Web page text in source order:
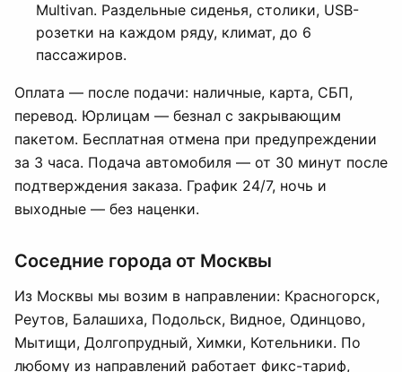
Multivan. Раздельные сиденья, столики, USB-
розетки на каждом ряду, климат, до 6
пассажиров.
Оплата — после подачи: наличные, карта, СБП,
перевод. Юрлицам — безнал с закрывающим
пакетом. Бесплатная отмена при предупреждении
за 3 часа. Подача автомобиля — от 30 минут после
подтверждения заказа. График 24/7, ночь и
выходные — без наценки.
Соседние города от Москвы
Из Москвы мы возим в направлении: Красногорск,
Реутов, Балашиха, Подольск, Видное, Одинцово,
Мытищи, Долгопрудный, Химки, Котельники. По
любому из направлений работает фикс-тариф,